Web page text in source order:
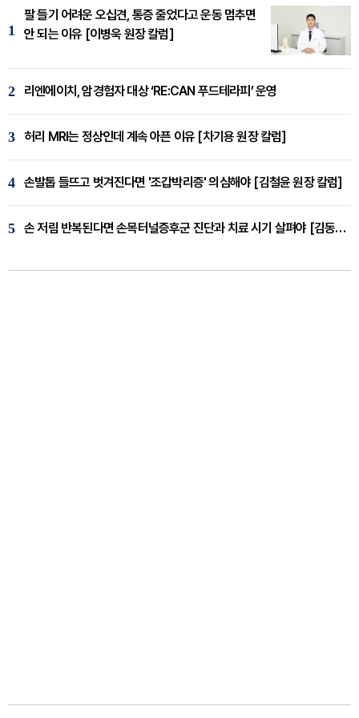
1
팔 들기 어려운 오십견, 통증 줄었다고 운동 멈추면
안 되는 이유 [이병욱 원장 칼럼]
2 리엔에이치, 암경험자 대상 ‘RE:CAN 푸드테라피’ 운영
3 허리 MRI는 정상인데 계속 아픈 이유 [차기용 원장 칼럼]
4 손발톱 들뜨고 벗겨진다면 '조갑박리증' 의심해야 [김철윤 원장 칼럼]
5 손 저림 반복된다면 손목터널증후군 진단과 치료 시기 살펴야 [김동현 원장 칼럼]